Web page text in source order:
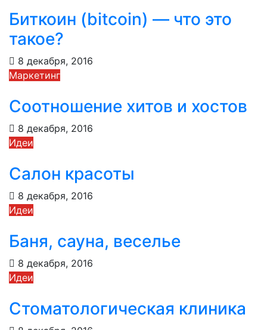
Биткоин (bitcoin) — что это
такое?
8 декабря, 2016
Маркетинг
Соотношение хитов и хостов
8 декабря, 2016
Идеи
Салон красоты
8 декабря, 2016
Идеи
Баня, сауна, веселье
8 декабря, 2016
Идеи
Стоматологическая клиника